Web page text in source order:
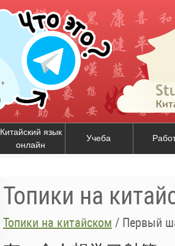
Китайский язык
онлайн
Учеба
Топики на
Топики на китайском / Первый